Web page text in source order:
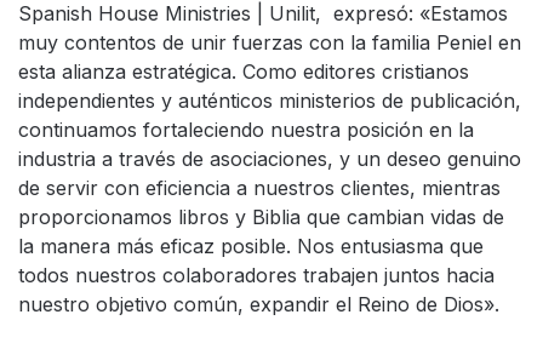
Spanish House Ministries | Unilit, expresó: «Estamos
muy contentos de unir fuerzas con la familia Peniel en
esta alianza estratégica. Como editores cristianos
independientes y auténticos ministerios de publicación,
continuamos fortaleciendo nuestra posición en la
industria a través de asociaciones, y un deseo genuino
de servir con eficiencia a nuestros clientes, mientras
proporcionamos libros y Biblia que cambian vidas de
la manera más eficaz posible. Nos entusiasma que
todos nuestros colaboradores trabajen juntos hacia
nuestro objetivo común, expandir el Reino de Dios».